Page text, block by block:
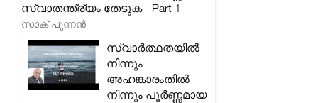
സ്വാതന്ത്ര്യം തേടുക - Part 1
സാക് പുന്നൻ
സ്വാർത്ഥതയിൽ
നിന്നും
അഹങ്കാരംതിൽ
നിന്നും പൂർണ്ണമായ